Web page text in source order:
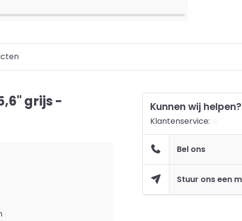
grijs -
Kunnen wij helpen?
Klantenservice:
Bel ons
Stuur ons een